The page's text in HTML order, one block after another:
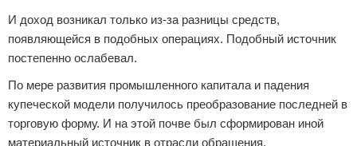
И доход возникал только из-за разницы средств,
появляющейся в подобных операциях. Подобный источник
постепенно ослабевал.
По мере развития промышленного капитала и падения
купеческой модели получилось преобразование последней в
торговую форму. И на этой почве был сформирован иной
материальный источник в отрасли обращения.